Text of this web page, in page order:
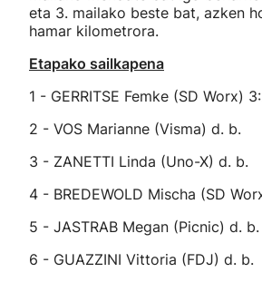
eta 3. mailako beste bat, azken
hamar kilometrora.
Etapako sailkapena
1 - GERRITSE Femke (SD Worx)
2 - VOS Marianne (Visma) d. b.
3 - ZANETTI Linda (Uno-X) d. b.
4 - BREDEWOLD Mischa (SD
5 - JASTRAB Megan (Picnic) d. b.
6 - GUAZZINI Vittoria (FDJ) d. b.